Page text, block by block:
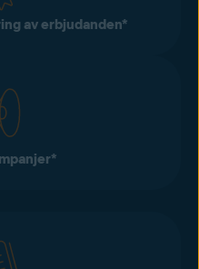
av erbjudanden*